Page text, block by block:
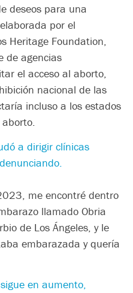
deseos para una
por el
Heritage Foundation,
de agencias
el acceso al aborto,
nacional de las
incluso a los estados
a dirigir clínicas
me encontré dentro
llamado Obria
de Los Ángeles, y le
embarazada y quería
en aumento,